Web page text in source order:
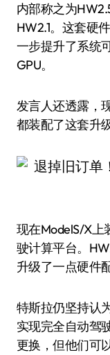
内部称之为
HW2.1。这套硬
一步提升了系统
GPU。
发言人还透露，
都装配了这套升
现在ModelS/X上
驶计算平台。
升级了一点硬件
特斯拉仍坚持认
实现完全自动驾
更换，但他们可